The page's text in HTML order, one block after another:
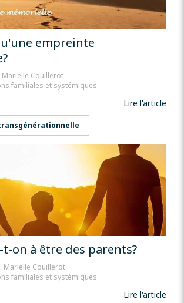
empreinte
Marielle Couillerot
familiales et systémiques
Lire l'article
t-on à être des parents?
Marielle Couillerot
familiales et systémiques
Lire l'article